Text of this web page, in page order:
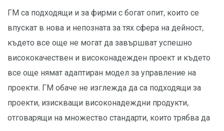
ГМ са подходящи и за фирми с богат опит, които се
впускат в нова и непозната за тях сфера на дейност,
където все още не могат да завършват успешно
висококачествен и високонадежден проект и където
все още нямат адаптиран модел за управление на
проекти. ГМ обаче не изглежда да са подходящи за
проекти, изискващи високонадеждни продукти,
отговарящи на множество стандарти, които трябва да